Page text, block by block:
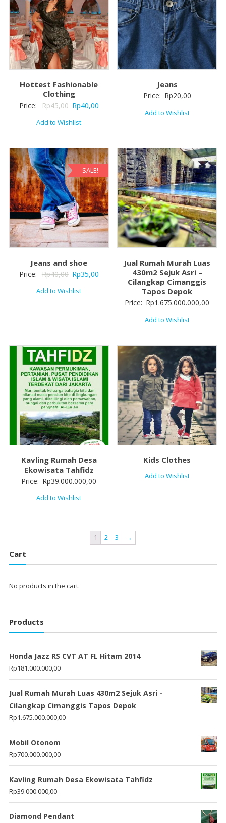
Hottest Fashionable
Clothing
Price: Rp45,00 Rp40,00
Add to Wishlist
Jeans
Price: Rp20,00
Add to Wishlist
SALE!
Jeans and shoe
Price: Rp40,00 Rp35,00
Add to Wishlist
Jual Rumah Murah Luas
430m2 Sejuk Asri –
Cilangkap Cimanggis
Tapos Depok
Price: Rp1.675.000.000,00
Add to Wishlist
Kavling Rumah Desa
Ekowisata Tahfidz
Price: Rp39.000.000,00
Add to Wishlist
Kids Clothes
Add to Wishlist
1 2 3 →
Cart
No products in the cart.
Products
Honda Jazz RS CVT AT FL Hitam 2014
Rp181.000.000,00
Jual Rumah Murah Luas 430m2 Sejuk Asri -
Cilangkap Cimanggis Tapos Depok
Rp1.675.000.000,00
Mobil Otonom
Rp700.000.000,00
Kavling Rumah Desa Ekowisata Tahfidz
Rp39.000.000,00
Diamond Pendant